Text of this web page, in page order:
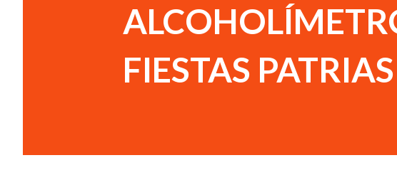
FIESTAS PATRIAS